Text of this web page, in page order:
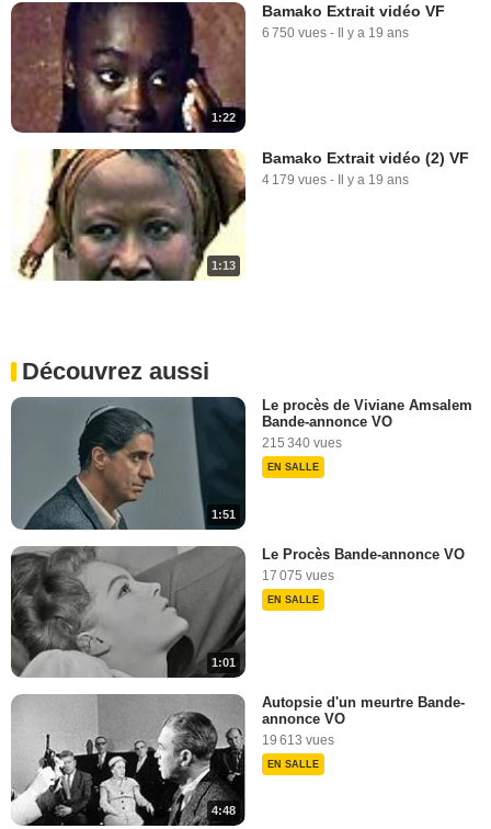
1:22
Bamako Extrait vidéo VF
6 750 vues - Il y a 19 ans
1:13
Bamako Extrait vidéo (2) VF
4 179 vues - Il y a 19 ans
Découvrez aussi
1:51
Le procès de Viviane Amsalem
Bande-annonce VO
215 340 vues
EN SALLE
1:01
Le Procès Bande-annonce VO
17 075 vues
EN SALLE
4:48
Autopsie d'un meurtre Bande-
annonce VO
19 613 vues
EN SALLE